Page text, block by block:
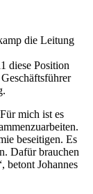
die Leitung
diese Position
mich ist es
beseitigen. Es
Dafür brauchen
betont Johannes